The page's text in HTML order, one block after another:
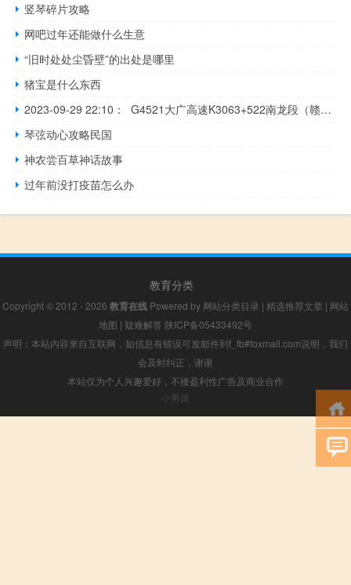
竖琴碎片攻略
网吧过年还能做什么生意
“旧时处处尘昏壁”的出处是哪里
猪宝是什么东西
2023-09-29 22:10： G4521大广高速K3063+522南龙段（赣州市南康区境内，往南昌方向）发生一起两小车追尾事故，单道缓慢通行。~阿左​​​
琴弦动心攻略民国
神农尝百草神话故事
过年前没打疫苗怎么办
教育分类
Copyright © 2012 - 2026 教育在线 Powered by 网站分类目录 | 精选推荐文章 | 网站
地图 | 疑难解答 陕ICP备05433492号
声明：本站内容来自互联网，如信息有错误可发邮件到f_fb#foxmail.com说明，我们
会及时纠正，谢谢
本站仅为个人兴趣爱好，不接盈利性广告及商业合作
小男孩